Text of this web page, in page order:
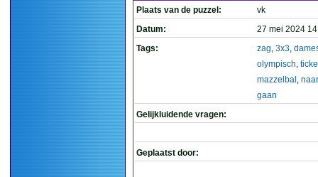
Plaats van de puzzel:
vk
Datum:
27 mei 2024
Tags:
zag, 3x3,
olympisch,
mazzelbal , naar
gaan
Gelijkluidende vragen:
Geplaatst door: